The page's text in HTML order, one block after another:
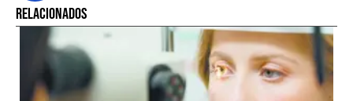
RELACIONADOS